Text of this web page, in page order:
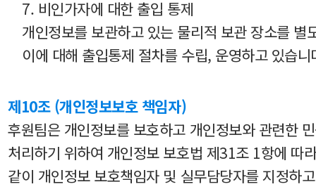
7. 비인가자에 대한 출입 통제
개인정보를 보관하고 있는 물리적 보관 장소를 별
이에 대해 출입통제 절차를 수립, 운영하고 있습니
제10조 (개인정보보호 책임자)
후원팀은 개인정보를 보호하고 개인정보와 관련한
처리하기 위하여 개인정보 보호법 제31조 1항에 따
같이 개인정보 보호책임자 및 실무담당자를 지정하